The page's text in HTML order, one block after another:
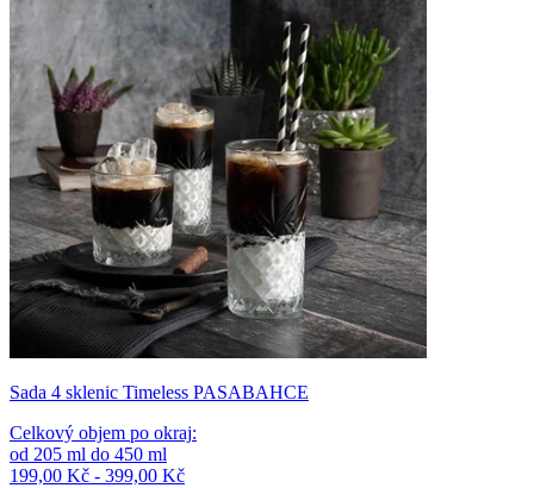
Sada 4 sklenic Timeless PASABAHCE
Celkový objem po okraj:
od 205 ml do 450 ml
199,00 Kč - 399,00 Kč